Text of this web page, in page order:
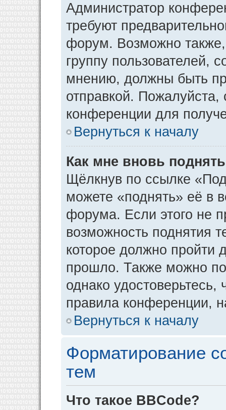
Администратор
требуют
форум. Возможно
группу пользователей,
мнению, должны быть
отправкой.
конференции для
Вернуться к началу
Как мне вновь
Щёлкнув по ссылке
можете «поднять» её в
форума. Если этого не
возможность поднятия
которое должно пройти
прошло. Также можно
однако
правила конференции,
Вернуться к началу
Форматирование
тем
Что такое BBCode?